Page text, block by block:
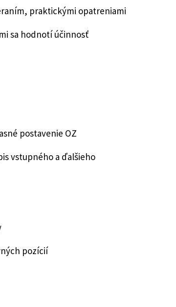
praktickými opatreniami
sa hodnotí účinnosť
postavenie OZ
vstupného a ďalšieho
pozícií